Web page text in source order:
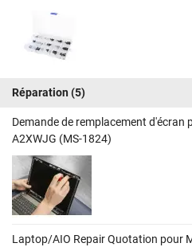
Réparation (5)
Demande de remplacement d'écran
A2XWJG (MS-1824)
Laptop/AIO Repair Quotation pour